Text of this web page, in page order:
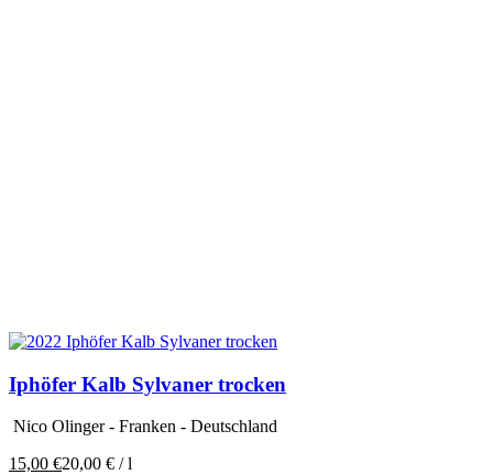
Iphöfer Kalb Sylvaner trocken
Nico Olinger - Franken - Deutschland
15,00 €20,00 € /l